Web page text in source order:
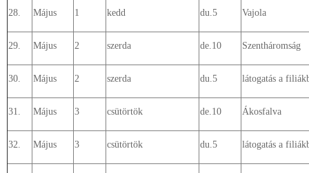
28. Május 1 kedd du.5 Vajola
29. Május 2 szerda de.10 Szentháromság
30. Május 2 szerda du.5 látogatás a
31. Május 3 csütörtök de.10 Ákosfalva
32. Május 3 csütörtök du.5 látogatás a